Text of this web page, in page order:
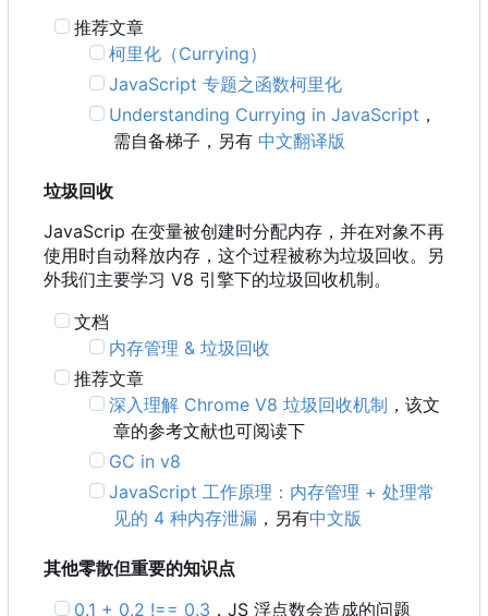
推荐文章
柯里化 （Currying）
JavaScript 专题之函数柯里化
Understanding Currying in JavaScript ，
需自备梯子，另有 中文翻译版
垃圾回收
JavaScrip 在变量被创建时分配内存，并在对象不再
使用时自动释放内存，这个过程被称为垃圾回收。另
外我们主要学习 V8 引擎下的垃圾回收机制。
文档
内存管理 & 垃圾回收
推荐文章
深入理解 Chrome V8 垃圾回收机制 ，该文
章的参考文献也可阅读下
GC in v8
JavaScript 工作原理：内存管理 + 处理常
见的 4 种内存泄漏 ，另有中文版
其他零散但重要的知识点
0.1 + 0.2 !== 0.3 ，JS 浮点数会造成的问题